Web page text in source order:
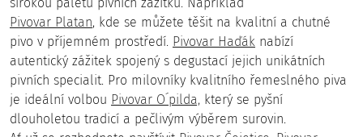
Pivovar Platan, kde se můžete těšit na kvalitní a chutné
pivo v příjemném prostředí. Pivovar Haďák nabízí
autentický zážitek spojený s degustací jejich unikátních
pivních specialit. Pro milovníky kvalitního řemeslného piva
je ideální volbou Pivovar O´pilda, který se pyšní
dlouholetou tradicí a pečlivým výběrem surovin.